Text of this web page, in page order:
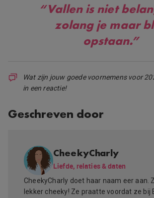
“Vallen is niet
zolang je maar
opstaan.”
Wat zijn jouw goede voornemens voor
in een reactie!
Geschreven door
CheekyCharly
Liefde, relaties & daten
CheekyCharly doet haar naam eer aan.
lekker cheeky! Ze praatte voordat ze bij